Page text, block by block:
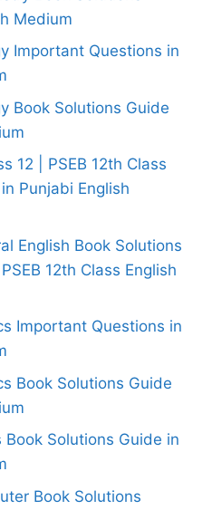
Medium
Important Questions in
Book Solutions Guide
12 | PSEB 12th Class
Punjabi English
English Book Solutions
12th Class English
Important Questions in
Book Solutions Guide
Book Solutions Guide in
Book Solutions